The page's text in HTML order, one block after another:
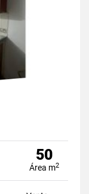
50
Área m2